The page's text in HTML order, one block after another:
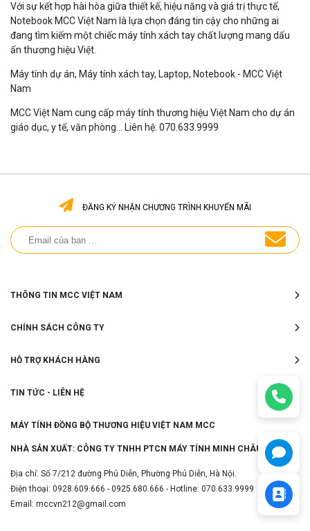
Với sự kết hợp hài hòa giữa thiết kế, hiệu năng và giá trị thực tế,
Notebook MCC Việt Nam là lựa chọn đáng tin cậy cho những ai
đang tìm kiếm một chiếc máy tính xách tay chất lượng mang dấu
ấn thương hiệu Việt.
Máy tính dự án, Máy tính xách tay, Laptop, Notebook - MCC Việt
Nam
MCC Việt Nam cung cấp máy tính thương hiệu Việt Nam cho dự án
giáo dục, y tế, văn phòng... Liên hệ: 070.633.9999
ĐĂNG KÝ NHẬN CHƯƠNG TRÌNH KHUYẾN MÃI
THÔNG TIN MCC VIỆT NAM
CHÍNH SÁCH CÔNG TY
HỖ TRỢ KHÁCH HÀNG
TIN TỨC - LIÊN HỆ
MÁY TÍNH ĐỒNG BỘ THƯƠNG HIỆU VIỆT NAM MCC
NHÀ SẢN XUẤT: CÔNG TY TNHH PTCN MÁY TÍNH MINH CHÂU
Địa chỉ: Số 7/212 đường Phú Diễn, Phường Phú Diễn, Hà Nội.
Điện thoại: 0928.609.666 - 0925.680.666 - Hotline: 070.633.9999
Email: mccvn212@gmail.com